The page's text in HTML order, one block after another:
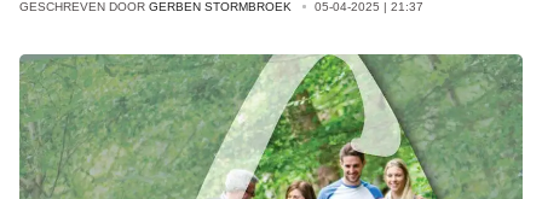
GESCHREVEN DOOR GERBEN STORMBROEK 05-04-2025 | 21:37